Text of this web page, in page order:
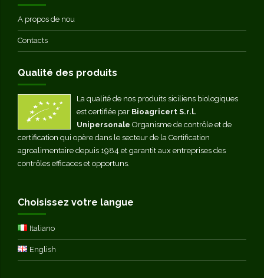
A propos de nou
Contacts
Qualité des produits
La qualité de nos produits siciliens biologiques
est certifiée par Bioagricert S.r.l.
Unipersonale Organisme de contrôle et de
certification qui opère dans le secteur de la Certification
agroalimentaire depuis 1984 et garantit aux entreprises des
contrôles efficaces et opportuns.
Choisissez votre langue
Italiano
English